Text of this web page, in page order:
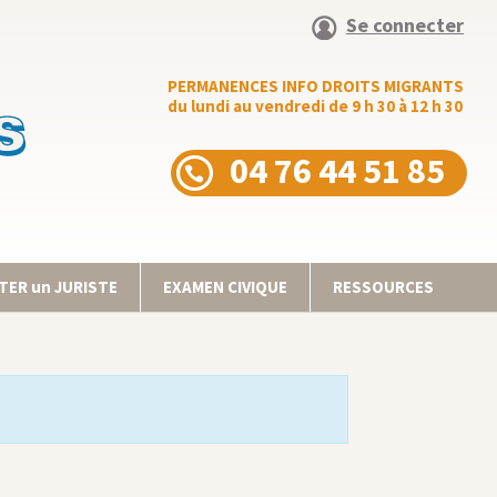
Se connecter
PERMANENCES INFO DROITS MIGRANTS
du lundi au vendredi de 9 h 30 à 12 h 30
04 76 44 51 85
un JURISTE EXAMEN CIVIQUE RESSOURCES